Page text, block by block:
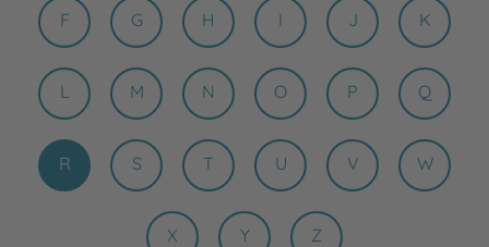
F G H I J K
L M N O P Q
R S T U V W
X Y Z